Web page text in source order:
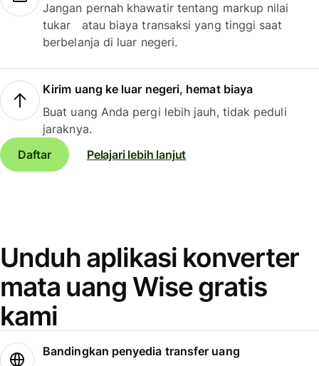
Jangan pernah khawatir tentang markup nilai
tukar atau biaya transaksi yang tinggi saat
berbelanja di luar negeri.
Kirim uang ke luar negeri, hemat biaya
Buat uang Anda pergi lebih jauh, tidak peduli
jaraknya.
Daftar
Pelajari lebih lanjut
Unduh aplikasi konverter
mata uang Wise gratis
kami
Bandingkan penyedia transfer uang